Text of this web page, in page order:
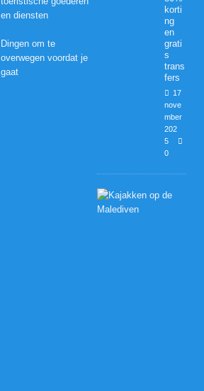
en diensten
Dingen om te
overwegen voordat je
gaat
korti
ng
en
grati
s
trans
fers
17
nove
mber
202
5
0